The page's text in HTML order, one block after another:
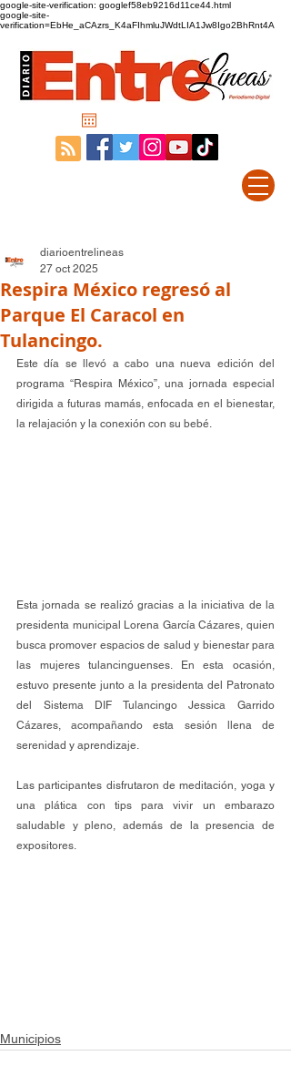
google-site-verification: googlef58eb9216d11ce44.html
google-site-
verification=EbHe_aCAzrs_K4aFIhmluJWdtLIA1Jw8Igo2BhRnt4A
Respira México regresó al
Parque El Caracol en
Tulancingo.
diarioentrelineas
27 oct 2025
Este día se llevó a cabo una nueva edición del
programa “Respira México”, una jornada especial
dirigida a futuras mamás, enfocada en el bienestar,
la relajación y la conexión con su bebé.
Esta jornada se realizó gracias a la iniciativa de la
presidenta municipal Lorena García Cázares, quien
busca promover espacios de salud y bienestar para
las mujeres tulancinguenses. En esta ocasión,
estuvo presente junto a la presidenta del Patronato
del Sistema DIF Tulancingo Jessica Garrido
Cázares, acompañando esta sesión llena de
serenidad y aprendizaje.
Las participantes disfrutaron de meditación, yoga y
una plática con tips para vivir un embarazo
saludable y pleno, además de la presencia de
expositores.
Municipios